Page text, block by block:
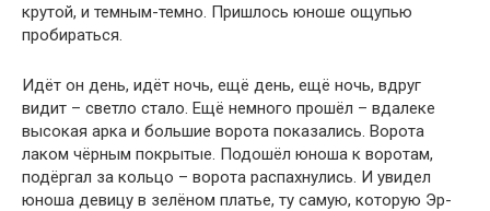
крутой, и темным-темно. Пришлось юноше ощупью
пробираться.
Идёт он день, идёт ночь, ещё день, ещё ночь, вдруг
видит – светло стало. Ещё немного прошёл – вдалеке
высокая арка и большие ворота показались. Ворота
лаком чёрным покрытые. Подошёл юноша к воротам,
подёргал за кольцо – ворота распахнулись. И увидел
юноша девицу в зелёном платье, ту самую, которую Эр-